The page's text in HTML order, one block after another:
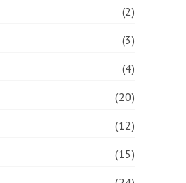
(2)
(3)
(4)
(20)
(12)
(15)